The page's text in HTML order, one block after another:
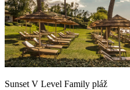
Sunset V Level Family pláž